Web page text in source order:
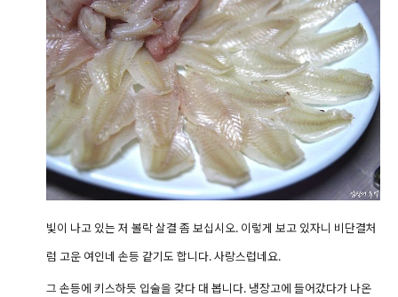
빛이 나고 있는 저 볼락 살결 좀 보십시오. 이렇게 보고 있자니 비단결처
럼 고운 여인네 손등 같기도 합니다. 사랑스럽네요.
그 손등에 키스하듯 입술을 갖다 대 봅니다. 냉장고에 들어갔다가 나온